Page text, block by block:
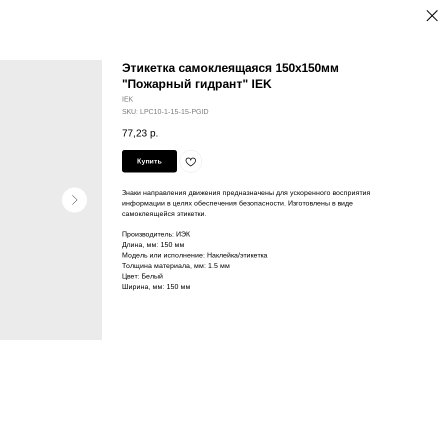
Этикетка самоклеящаяся 150х150мм
"Пожарный гидрант" IEK
IEK
SKU: LPC10-1-15-15-PGID
77,23 р.
Купить
Знаки направления движения предназначены для ускоренного восприятия
информации в целях обеспечения безопасности. Изготовлены в виде
самоклеящейся этикетки.
Производитель: ИЭК
Длина, мм: 150 мм
Модель или исполнение: Наклейка/этикетка
Толщина материала, мм: 1.5 мм
Цвет: Белый
Ширина, мм: 150 мм